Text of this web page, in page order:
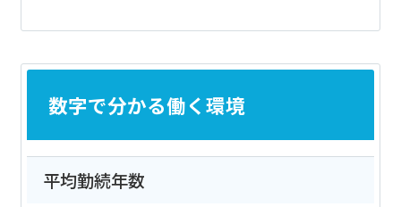
数字で分かる働く環境
平均勤続年数